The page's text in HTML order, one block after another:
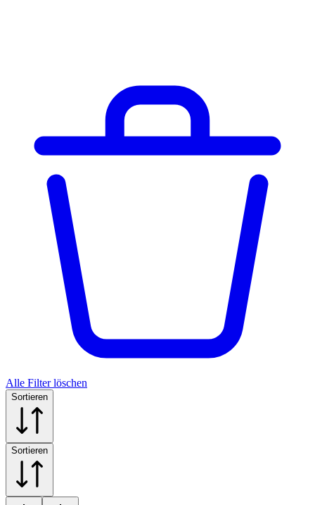
Alle Filter löschen
Sortieren
Sortieren